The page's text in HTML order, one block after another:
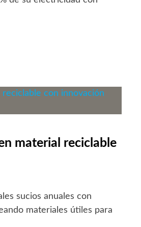
material reciclable
sucios anuales con
materiales útiles para